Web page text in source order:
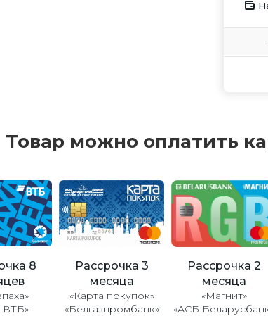
Товар можно оплатить
8
ВТБ»
Рассрочка 3
месяца
«Карта покупок»
«Белгазпромбанк»
Рассрочка 2
месяца
«Магнит»
«АСБ